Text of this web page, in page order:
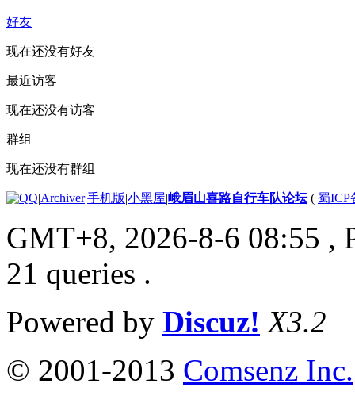
好友
现在还没有好友
最近访客
现在还没有访客
群组
现在还没有群组
|Archiver|手机版|小黑屋|峨眉山喜路自行车队论坛( 蜀ICP
GMT+8, 2026-8-6 08:55 ,
21 queries .
Powered by Discuz! X3.2
© 2001-2013 Comsenz Inc.